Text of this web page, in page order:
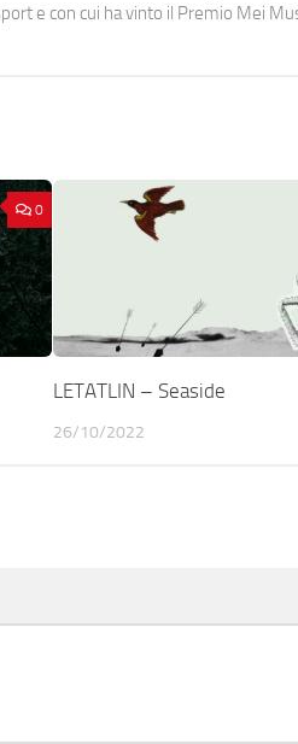
e con cui ha vinto il Premio Mei
0
LETATLIN – Seaside
26/10/2022